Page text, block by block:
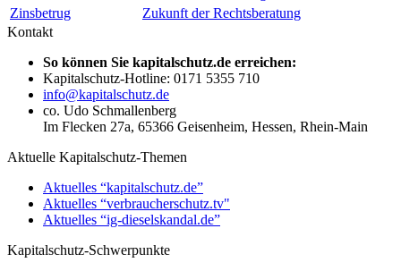
Zinsbetrug
Zukunft der Rechtsberatung
Kontakt
So können Sie kapitalschutz.de erreichen:
Kapitalschutz-Hotline: 0171 5355 710
info@kapitalschutz.de
co. Udo Schmallenberg
Im Flecken 27a, 65366 Geisenheim, Hessen, Rhein-Main
Aktuelle Kapitalschutz-Themen
Aktuelles “kapitalschutz.de”
Aktuelles “verbraucherschutz.tv"
Aktuelles “ig-dieselskandal.de”
Kapitalschutz-Schwerpunkte